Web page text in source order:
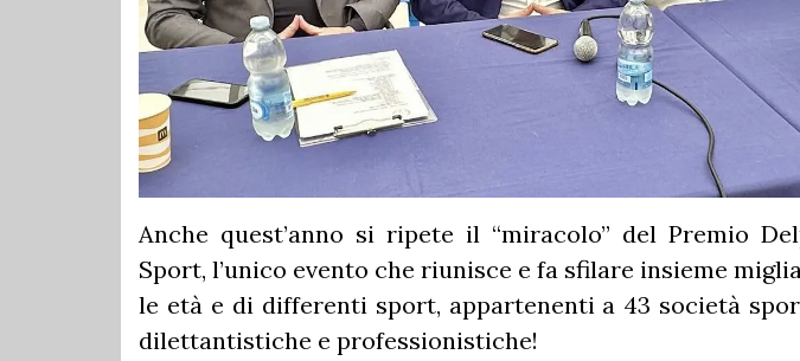
Anche quest’anno si ripete il “miracolo” del Premio
Sport, l’unico evento che riunisce e fa sfilare insieme
le età e di differenti sport, appartenenti a 43 società
dilettantistiche e professionistiche!